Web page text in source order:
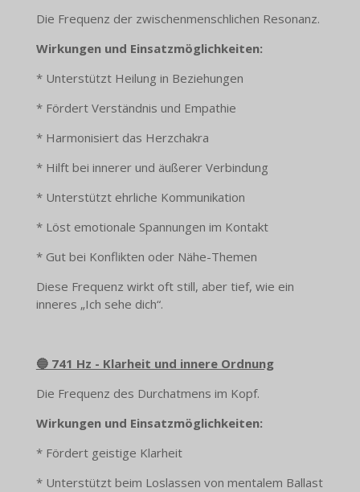
Die Frequenz der zwischenmenschlichen Resonanz.
Wirkungen und Einsatzmöglichkeiten:
* Unterstützt Heilung in Beziehungen
* Fördert Verständnis und Empathie
* Harmonisiert das Herzchakra
* Hilft bei innerer und äußerer Verbindung
* Unterstützt ehrliche Kommunikation
* Löst emotionale Spannungen im Kontakt
* Gut bei Konflikten oder Nähe-Themen
Diese Frequenz wirkt oft still, aber tief, wie ein
inneres „Ich sehe dich“.
🔵 741 Hz - Klarheit und innere Ordnung
Die Frequenz des Durchatmens im Kopf.
Wirkungen und Einsatzmöglichkeiten:
* Fördert geistige Klarheit
* Unterstützt beim Loslassen von mentalem Ballast